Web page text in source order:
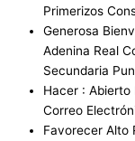
Primerizos
Generosa
Adenina Real
Secundaria
Hacer : Abierto
Correo
Favorecer Alto